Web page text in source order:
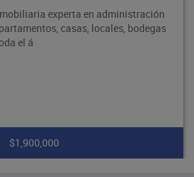
experta en administración
casas, locales, bodegas
el á
$1,900,000